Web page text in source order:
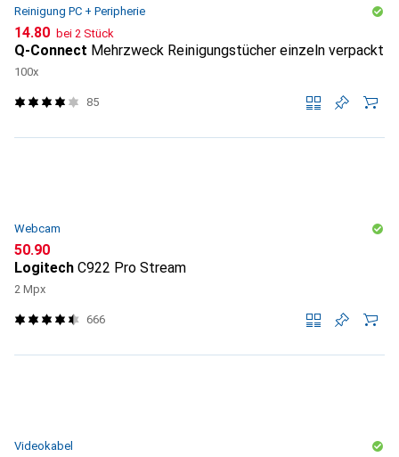
Reinigung PC + Peripherie
CHF
14.80 bei 2 Stück
Q-Connect Mehrzweck Reinigungstücher einzeln verpackt
100x
85
Webcam
CHF
50.90
Logitech C922 Pro Stream
2 Mpx
666
Videokabel